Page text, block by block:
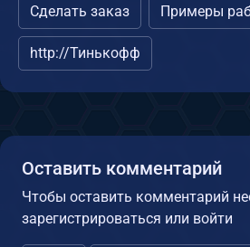
Сделать заказ Примеры
http://Тинькофф
Оставить комментарий
Чтобы оставить комментарий
зарегистрироваться или войти